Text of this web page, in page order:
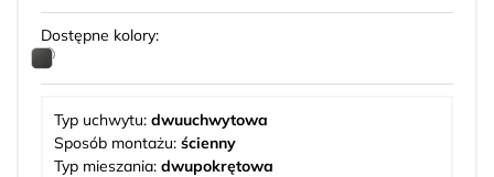
Dostępne kolory:
Typ uchwytu: dwuuchwytowa
Sposób montażu: ścienny
Typ mieszania: dwupokrętowa